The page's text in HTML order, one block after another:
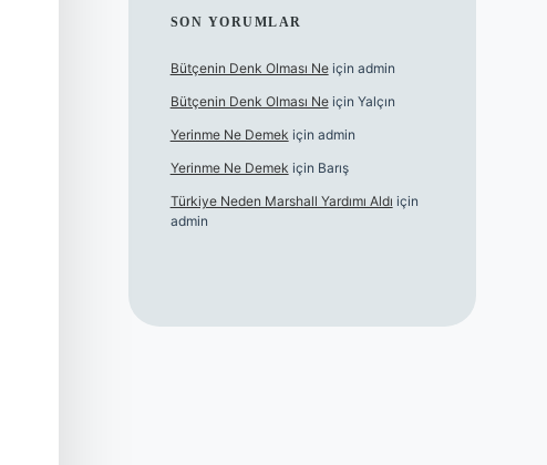
SON YORUMLAR
Bütçenin Denk Olması Neiçin admin
Bütçenin Denk Olması Neiçin Yalçın
Yerinme Ne Demek için admin
Yerinme Ne Demek için Barış
Türkiye Neden Marshall Yardımı Aldı için
admin